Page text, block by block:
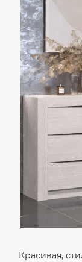
Красивая,